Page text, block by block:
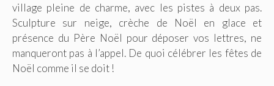
village pleine de charme, avec les pistes à deux pas.
Sculpture sur neige, crèche de Noël en glace et
présence du Père Noël pour déposer vos lettres, ne
manqueront pas à l’appel. De quoi célébrer les fêtes de
Noël comme il se doit !